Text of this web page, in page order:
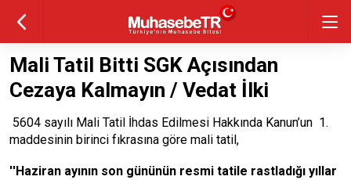
Mali Tatil Bitti SGK Açısından
Cezaya Kalmayın / Vedat İlki
5604 sayılı Mali Tatil İhdas Edilmesi Hakkında Kanun’un 1.
maddesinin birinci fıkrasına göre mali tatil,
''Haziran ayının son gününün resmi tatile rastladığı yıllar